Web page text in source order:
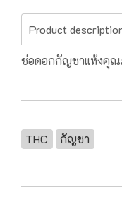
Product
ช่อดอกกัญชาแห้งคุณ
THC กัญชา